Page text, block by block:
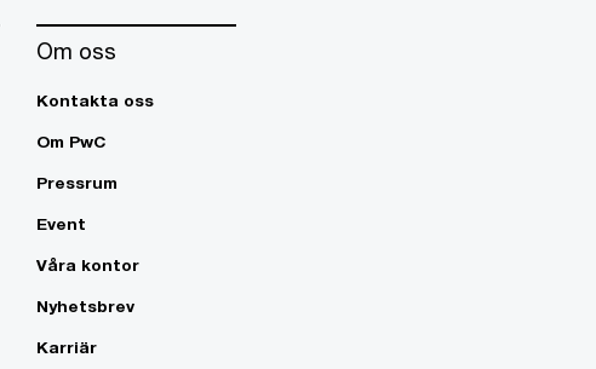
Om oss
Kontakta oss
Om PwC
Pressrum
Event
Våra kontor
Nyhetsbrev
Karriär